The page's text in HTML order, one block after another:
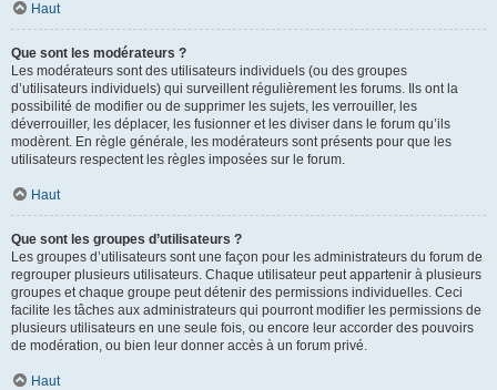
Haut
Que sont les modérateurs ?
Les modérateurs sont des utilisateurs individuels (ou des groupes
d’utilisateurs individuels) qui surveillent régulièrement les forums. Ils ont la
possibilité de modifier ou de supprimer les sujets, les verrouiller, les
déverrouiller, les déplacer, les fusionner et les diviser dans le forum qu’ils
modèrent. En règle générale, les modérateurs sont présents pour que les
utilisateurs respectent les règles imposées sur le forum.
Haut
Que sont les groupes d’utilisateurs ?
Les groupes d’utilisateurs sont une façon pour les administrateurs du forum de
regrouper plusieurs utilisateurs. Chaque utilisateur peut appartenir à plusieurs
groupes et chaque groupe peut détenir des permissions individuelles. Ceci
facilite les tâches aux administrateurs qui pourront modifier les permissions de
plusieurs utilisateurs en une seule fois, ou encore leur accorder des pouvoirs
de modération, ou bien leur donner accès à un forum privé.
Haut